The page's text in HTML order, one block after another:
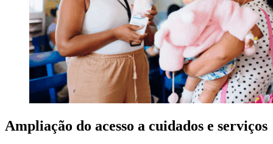
Ampliação do acesso a cuidados e serviços